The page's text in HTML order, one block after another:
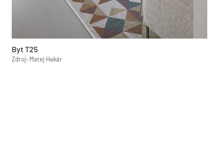
Byt T25
Zdroj: Matej Hakár